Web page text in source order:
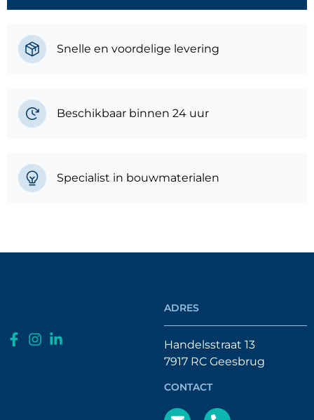
Snelle en voordelige levering
Beschikbaar binnen 24 uur
Specialist in bouwmaterialen
ADRES
Handelsstraat 13
7917 RC Geesbrug
CONTACT